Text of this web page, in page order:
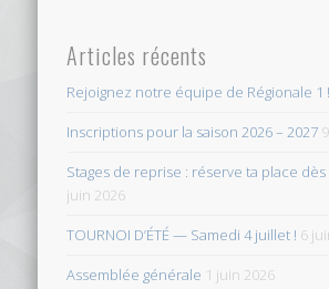
Articles récents
Rejoignez notre équipe de Régionale 1 !
Inscriptions pour la saison 2026 – 2027
Stages de reprise : réserve ta place
juin 2026
TOURNOI D’ÉTÉ — Samedi 4 juillet ! 6
Assemblée générale 1 juin 2026